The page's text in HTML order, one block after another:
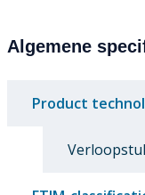
Algemene
Product